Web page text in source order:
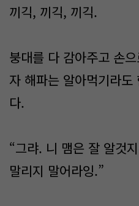
끼긱, 끼긱, 끼긱.
붕대를 다 감아주고 손
자 해파는 알아먹기라
다.
“그랴. 니 맴은 잘 알것
말리지 말어라잉.”